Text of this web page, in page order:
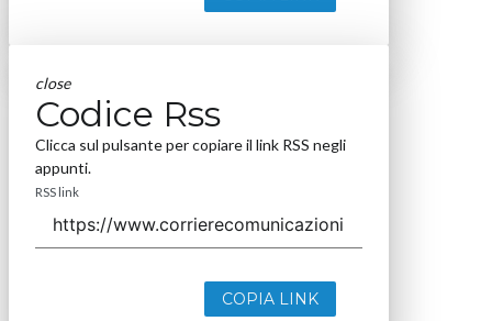
close
Codice Rss
Clicca sul pulsante per copiare il link RSS negli
appunti.
RSS link
COPIA LINK